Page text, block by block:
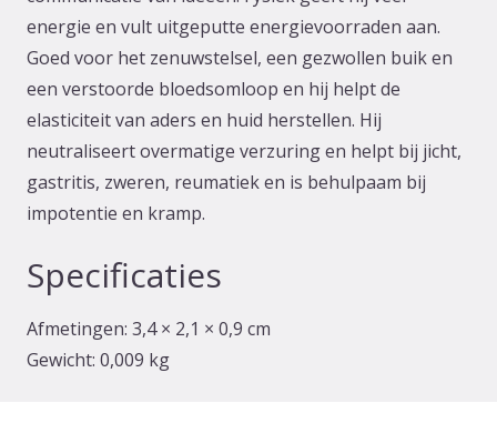
energie en vult uitgeputte energievoorraden aan.
Goed voor het zenuwstelsel, een gezwollen buik en
een verstoorde bloedsomloop en hij helpt de
elasticiteit van aders en huid herstellen. Hij
neutraliseert overmatige verzuring en helpt bij jicht,
gastritis, zweren, reumatiek en is behulpaam bij
impotentie en kramp.
Specificaties
Afmetingen: 3,4 × 2,1 × 0,9 cm
Gewicht: 0,009 kg